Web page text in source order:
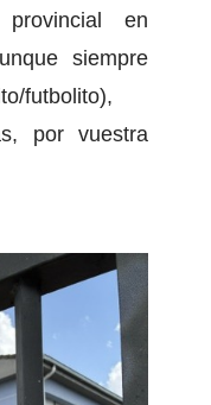
en
siempre
futbolito),
por vuestra